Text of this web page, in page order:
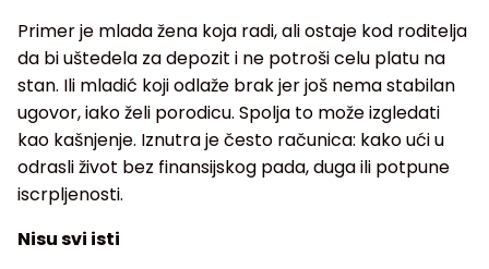
Primer je mlada žena koja radi, ali ostaje kod roditelja
da bi uštedela za depozit i ne potroši celu platu na
stan. Ili mladić koji odlaže brak jer još nema stabilan
ugovor, iako želi porodicu. Spolja to može izgledati
kao kašnjenje. Iznutra je često računica: kako ući u
odrasli život bez finansijskog pada, duga ili potpune
iscrpljenosti.
Nisu svi isti